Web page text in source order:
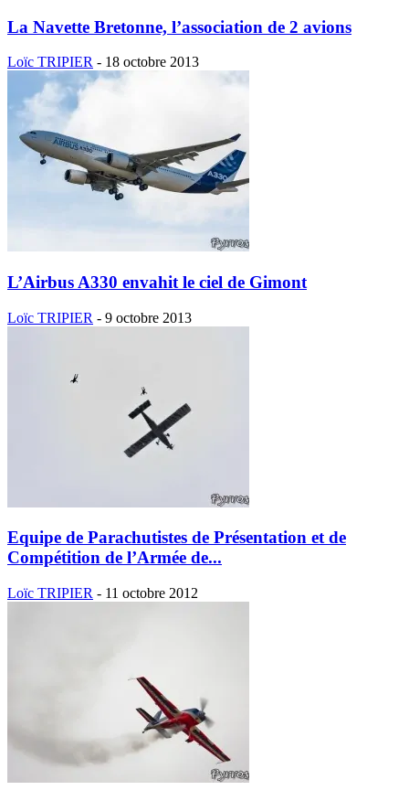
La Navette Bretonne, l’association de 2 avions
Loïc TRIPIER - 18 octobre 2013
L’Airbus A330 envahit le ciel de Gimont
Loïc TRIPIER - 9 octobre 2013
Equipe de Parachutistes de Présentation et de
Compétition de l’Armée de...
Loïc TRIPIER - 11 octobre 2012